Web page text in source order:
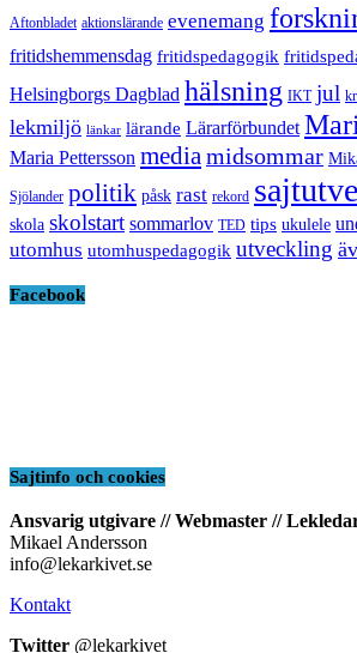
Aftonbladet aktionslärande evenemang
fritidshemmensdag fritidspedagogik
Helsingborgs Dagblad hälsning IKT jul
lekmiljö länkar lärande Lärarförbundet
Maria Pettersson mediamidsommar
Sjölander politik påsk rast rekord
skola skolstart sommarlov TED tips ukulele
utomhus utomhuspedagogik utveckling
Facebook
Sajtinfo och cookies
Ansvarig utgivare // Webmaster //
Mikael Andersson
info@lekarkivet.se
Kontakt
Twitter @lekarkivet